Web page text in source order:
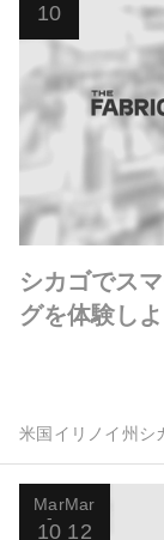
10
シカゴでス
グを体験しよ
米国イリノイ州シ
Mar
10
Mar
12